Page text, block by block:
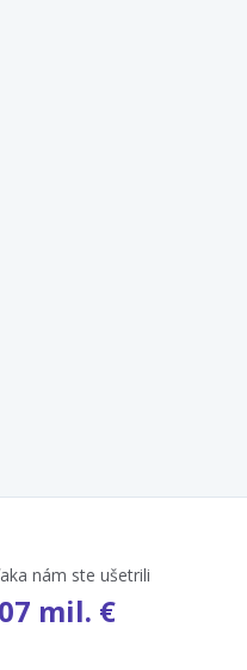
nám ste ušetrili
mil. €